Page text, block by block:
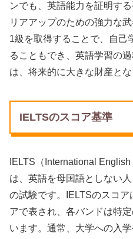
ンでも、英語能力を証明す
リアアップのための強力な
1級を取得することで、自己
ることもでき、英語学習の
は、将来的に大きな財産とな
IELTSのスコア基準
IELTS（International
は、英語を母国語としない
の試験です。IELTSのスコ
アで表され、各バンドは特
います。通常、大学への入